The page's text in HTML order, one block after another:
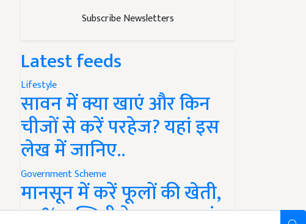
Subscribe Newsletters
Latest feeds
Lifestyle
सावन में क्या खाएं और किन
चीजों से करें परहेज? यहां इस
लेख में जानिए..
Government Scheme
मानसून में करें फूलों की खेती,
50% सब्सिडी के साथ कमाएं